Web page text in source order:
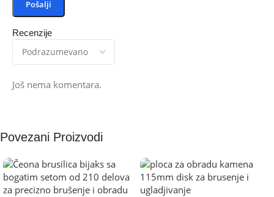
Recenzije
Još nema komentara.
Povezani Proizvodi